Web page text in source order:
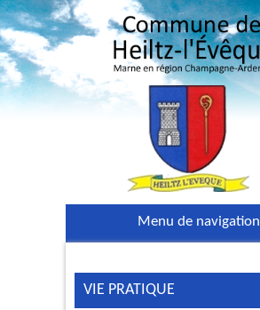
Menu de navigation
VIE PRATIQUE